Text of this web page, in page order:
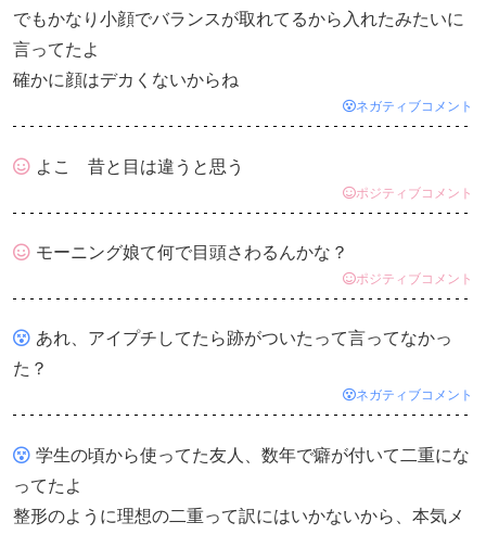
でもかなり小顔でバランスが取れてるから入れたみたいに
言ってたよ
確かに顔はデカくないからね
ネガティブコメント
よこ 昔と目は違うと思う
ポジティブコメント
モーニング娘て何で目頭さわるんかな？
ポジティブコメント
あれ、アイプチしてたら跡がついたって言ってなかっ
た？
ネガティブコメント
学生の頃から使ってた友人、数年で癖が付いて二重にな
ってたよ
整形のように理想の二重って訳にはいかないから、本気メ